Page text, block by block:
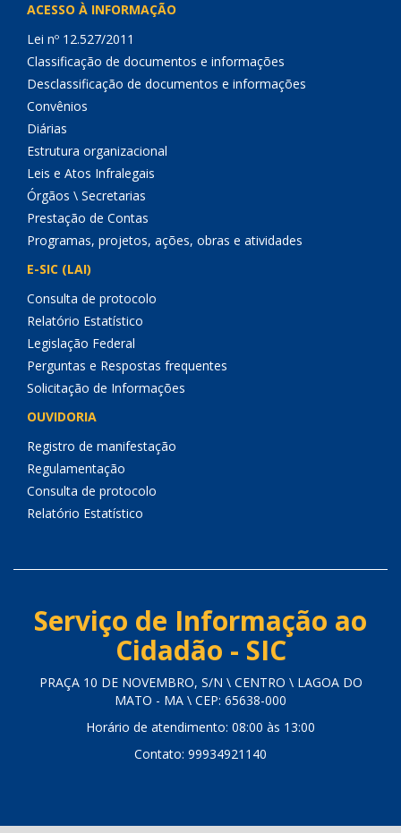
ACESSO À INFORMAÇÃO
Lei nº 12.527/2011
Classificação de documentos e informações
Desclassificação de documentos e informações
Convênios
Diárias
Estrutura organizacional
Leis e Atos Infralegais
Órgãos \ Secretarias
Prestação de Contas
Programas, projetos, ações, obras e atividades
E-SIC (LAI)
Consulta de protocolo
Relatório Estatístico
Legislação Federal
Perguntas e Respostas frequentes
Solicitação de Informações
OUVIDORIA
Registro de manifestação
Regulamentação
Consulta de protocolo
Relatório Estatístico
Serviço de Informação ao
Cidadão - SIC
PRAÇA 10 DE NOVEMBRO, S/N \ CENTRO \ LAGOA DO
MATO - MA \ CEP: 65638-000
Horário de atendimento: 08:00 às 13:00
Contato: 99934921140